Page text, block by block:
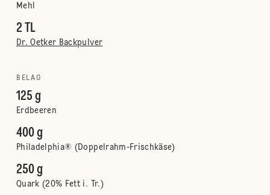
Mehl
2 TL
Dr. Oetker Backpulver
BELAG
125 g
Erdbeeren
400 g
Philadelphia® (Doppelrahm-Frischkäse)
250 g
Quark (20% Fett i. Tr.)